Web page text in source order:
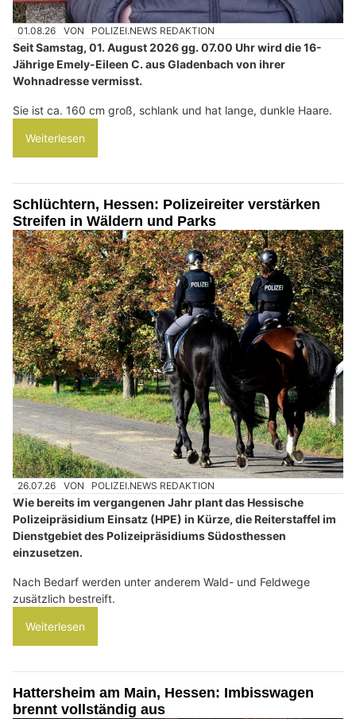
01.08.26 VON POLIZEI.NEWS REDAKTION
Seit Samstag, 01. August 2026 gg. 07.00 Uhr wird die 16-
Jährige Emely-Eileen C. aus Gladenbach von ihrer
Wohnadresse vermisst.
Sie ist ca. 160 cm groß, schlank und hat lange, dunkle Haare.
Weiterlesen
Schlüchtern, Hessen: Polizeireiter verstärken
Streifen in Wäldern und Parks
26.07.26 VON POLIZEI.NEWS REDAKTION
Wie bereits im vergangenen Jahr plant das Hessische
Polizeipräsidium Einsatz (HPE) in Kürze, die Reiterstaffel im
Dienstgebiet des Polizeipräsidiums Südosthessen
einzusetzen.
Nach Bedarf werden unter anderem Wald- und Feldwege
zusätzlich bestreift.
Weiterlesen
Hattersheim am Main, Hessen: Imbisswagen
brennt vollständig aus